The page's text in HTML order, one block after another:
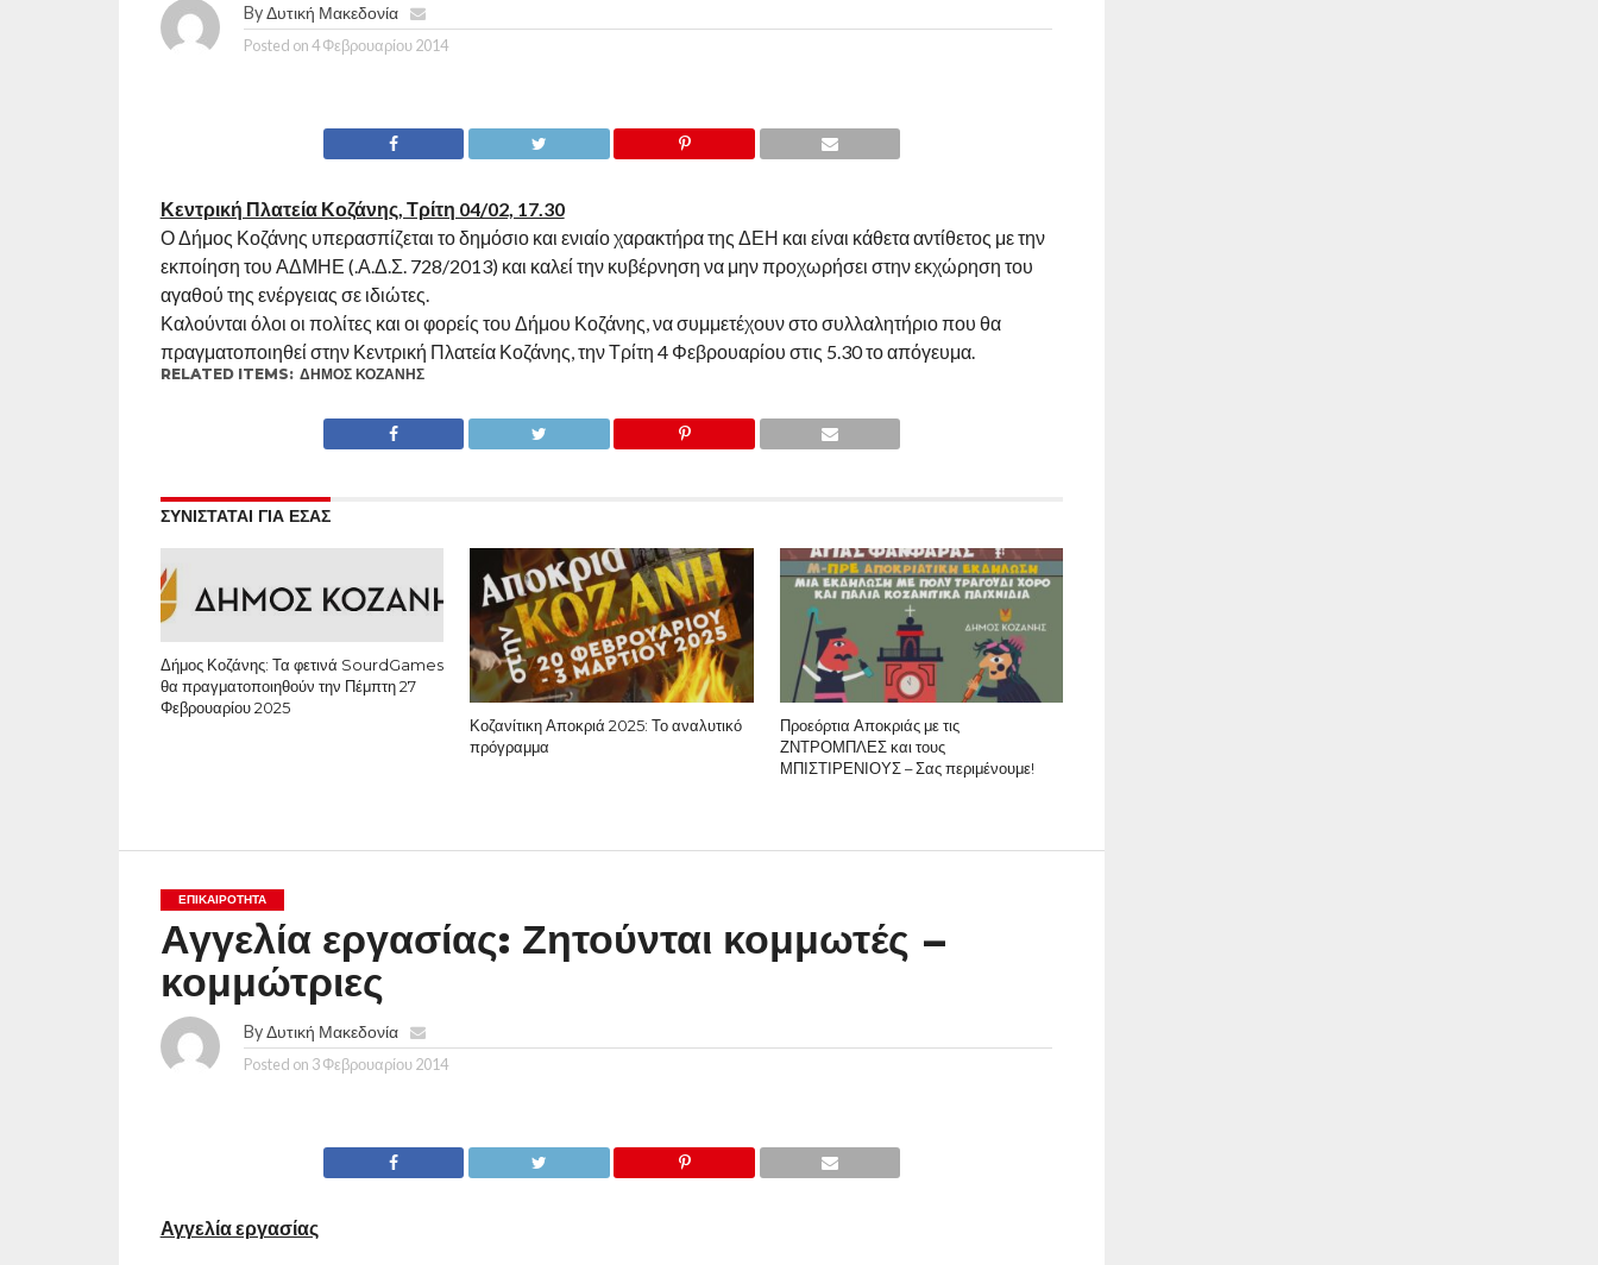
ByΔυτική Μακεδονία
Posted on4 Φεβρουαρίου 2014
Κεντρική Πλατεία Κοζάνης, Τρίτη 04/02, 17.30
Ο Δήμος Κοζάνης υπερασπίζεται το δημόσιο και ενιαίο χαρακτήρα της ΔΕΗ και είναι κάθετα αντίθετος με την
εκποίηση του ΑΔΜΗΕ (.Α.Δ.Σ. 728/2013) και καλεί την κυβέρνηση να μην προχωρήσει στην εκχώρηση του
αγαθού της ενέργειας σε ιδιώτες.
Καλούνται όλοι οι πολίτες και οι φορείς του Δήμου Κοζάνης, να συμμετέχουν στο συλλαλητήριο που θα
πραγματοποιηθεί στην Κεντρική Πλατεία Κοζάνης, την Τρίτη 4 Φεβρουαρίου στις 5.30 το απόγευμα.
RELATED ITEMS: ΔΉΜΟΣ ΚΟΖΆΝΗΣ
ΣΥΝΙΣΤΑΤΑΙ ΓΙΑ ΕΣΑΣ
Δήμος Κοζάνης: Τα φετινά SourdGames
θα πραγματοποιηθούν την Πέμπτη 27
Φεβρουαρίου 2025
Κοζανίτικη Αποκριά 2025: Το αναλυτικό
πρόγραμμα
Προεόρτια Αποκριάς με τις
ΖΝΤΡΟΜΠΛΕΣ και τους
ΜΠΙΣΤΙΡΕΝΙΟΥΣ – Σας περιμένουμε!
ΕΠΙΚΑΙΡΟΤΗΤΑ
Αγγελία εργασίας: Ζητούνται κομμωτές –
κομμώτριες
ByΔυτική Μακεδονία
Posted on 3 Φεβρουαρίου 2014
Αγγελία εργασίας